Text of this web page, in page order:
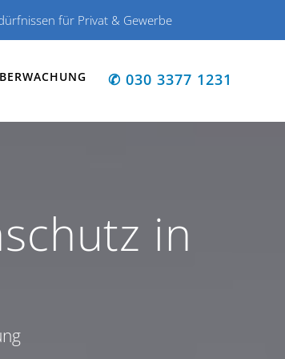
für Privat & Gewerbe
✆ 030 3377 1231
in